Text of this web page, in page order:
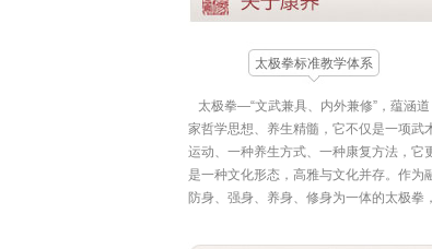
太极拳标准教学体系
太极拳—“文武兼具、内外兼修”，蕴涵道
家哲学思想、养生精髓，它不仅是一项武
运动、一种养生方式、一种康复方法，它
是一种文化形态，高雅与文化并存。作为
防身、强身、养身、修身为一体的太极拳，
阳哲学思想，动静结合、刚柔相济、快慢